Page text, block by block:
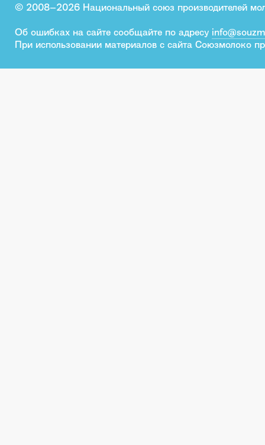
© 2008–2026 Национальный союз производителей
Об ошибках на сайте сообщайте по адресу
При использовании материалов с сайта Союзмолоко